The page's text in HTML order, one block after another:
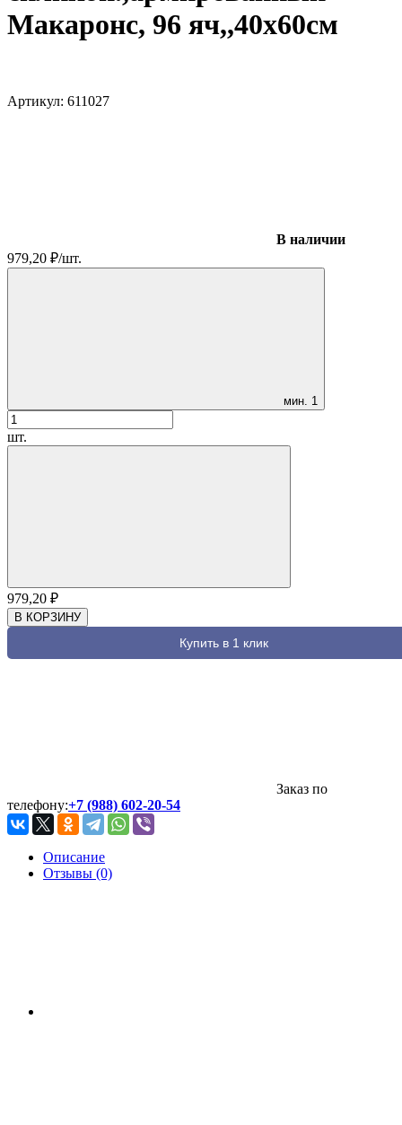
Макаронс, 96 яч,,40х60см
Артикул: 611027
В наличии
979,20 ₽/шт.
мин. 1
шт.
979,20 ₽
В КОРЗИНУ
Купить в 1 клик
Заказ по
телефону:+7 (988) 602-20-54
Описание
Отзывы (0)